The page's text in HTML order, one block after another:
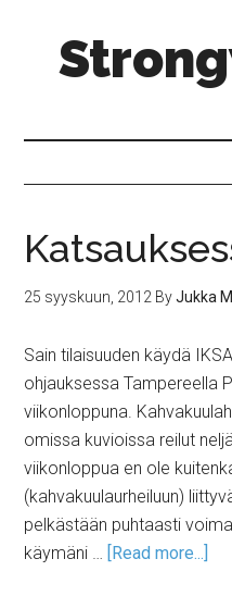
25 syyskuun, 2012 ByJukka
Sain tilaisuuden käydä
ohjauksessa Tampereella
viikonloppuna.
omissa kuvioissa reilut
viikonloppua en ole
(kahvakuulaurheiluun)
pelkästään puhtaasti
käymäni … [Read more...]